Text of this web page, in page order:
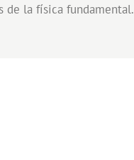
de la física fundamental.